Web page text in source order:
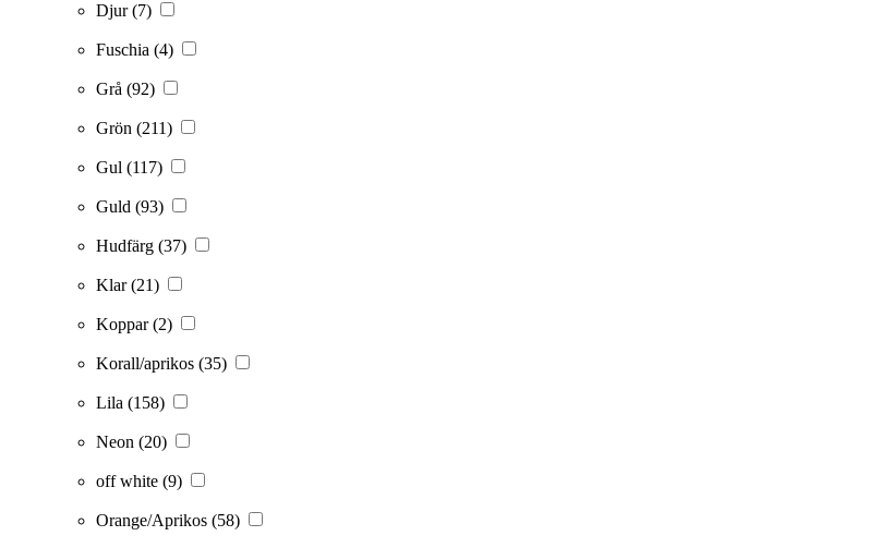
Djur(7)
Fuschia (4)
Grå (92)
Grön (211)
Gul (117)
Guld (93)
Hudfärg (37)
Klar(21)
Koppar(2)
Korall/aprikos (35)
Lila (158)
Neon (20)
off white (9)
Orange/Aprikos (58)